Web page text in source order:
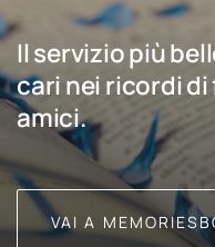
Il servizio più
cari nei ricordi
amici.
VAI A